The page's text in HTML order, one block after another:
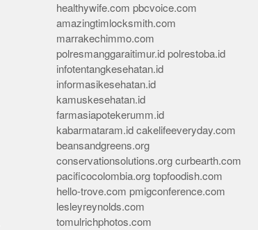
healthywife.com pbcvoice.com
amazingtimlocksmith.com
marrakechimmo.com
polresmanggaraitimur.id polrestoba.id
infotentangkesehatan.id
informasikesehatan.id
kamuskesehatan.id
farmasiapotekerumm.id
kabarmataram.id cakelifeeveryday.com
beansandgreens.org
conservationsolutions.org curbearth.com
pacificocolombia.org topfoodish.com
hello-trove.com pmigconference.com
lesleyreynolds.com
tomulrichphotos.com